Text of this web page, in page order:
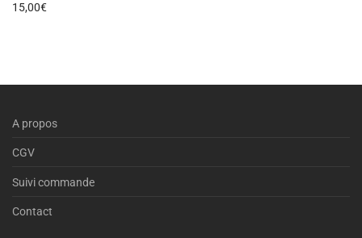
15,00€
A propos
CGV
Suivi commande
Contact